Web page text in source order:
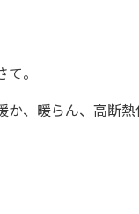
て。
か、暖らん、高断